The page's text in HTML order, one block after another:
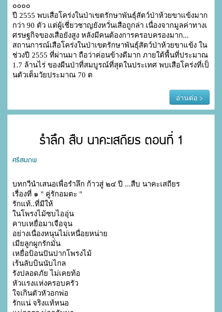
๐๐๐๐
ปี 2555 พบเสือโคร่งในป่าเขตรักษาพันธุ์สัตว์ป่าห้วยขาแข้งมาก
กว่า 90 ตัว แต่ผู้เชี่ยวชาญยังหวั่นเสือถูกล่า เนื่องจากมูลค่าทางเ
ศรษฐกิจของเสือยังสูง หลังมีคนต้องการครอบครองมาก...
สถานการณ์เสือโคร่งในป่าเขตรักษาพันธุ์สัตว์ป่าห้วยขาแข้ง ใน
ช่วงปี 2555 ที่ผ่านมา ถือว่าค่อนข้างดีมาก ภายใต้พื้นที่ประมาณ
1.7 ล้านไร่ ของผืนป่าที่สมบูรณ์ที่สุดในประเทศ พบเสือโคร่งที่เป็
นตัวเต็มวัยประมาณ 70 ต
อ่านต่อ >
รำลึก สืบ นาคะเสถียร ตอนที่ 1
ศรีสมภพ
บทกวีนำเสนอเพื่อรำลึก ก้าวสู่ ๒๔ ปี ...สืบ นาคะเสถียร
เรื่องที่ ๑ " คู่รักอมตะ "
รักแท้..ที่มีให้
ในโพรงไม้ซบไออุ่น
คาบเหยื่อมาเจือจุน
อย่างเนื่องหนุนไม่เหนื่อยหน่าย
เมียลูกผูกรักมั่น
เหยื่อป้อนปันปากโพรงไม้
เร้นลับบินนับไกล
รังปลอดภัย ไม่เคยท้อ
หัวเเรงแห่งครอบครัว
ใจเกินตัวหัวอกพ่อ
รักแน่ จริงแท้หนอ